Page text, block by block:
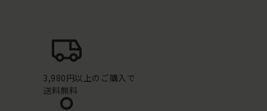
3,980円以上のご購入で
送料無料